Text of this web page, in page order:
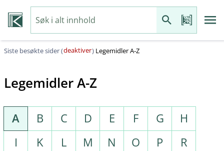
Siste besøkte sider (deaktiver) Legemidler A-Z
Legemidler A-Z
A B C D E F G
H
I
K L M N O P
R